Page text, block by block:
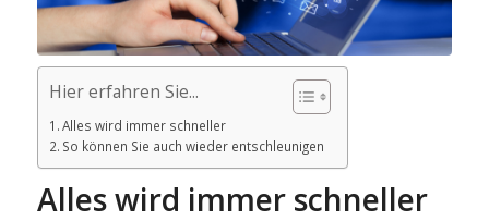
Hier erfahren Sie...
Alles wird immer schneller
So können Sie auch wieder entschleunigen
Alles wird immer schneller